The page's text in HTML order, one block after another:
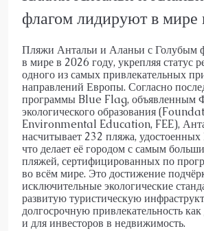
флагом лидируют в мире
Пляжи Антальи и Аланьи с Голубым
в мире в 2026 году, укрепляя статус
одного из самых привлекательных
направлений Европы. Согласно
программы Blue Flag, объявленным
экологического образования
Environmental Education, FEE),
насчитывает 232 пляжа, удостоенных
что делает её городом с самым
пляжей, сертифицированных по
во всём мире. Это достижение
исключительные экологические
развитую туристическую
долгосрочную привлекательность как
и для инвесторов в недвижимость.